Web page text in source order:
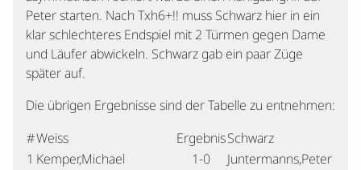
Peter starten. Nach Txh6+!! muss Schwarz hier in ein
klar schlechteres Endspiel mit 2 Türmen gegen Dame
und Läufer abwickeln. Schwarz gab ein paar Züge
später auf.
Die übrigen Ergebnisse sind der Tabelle zu entnehmen:
#Weiss ErgebnisSchwarz
1 Kemper,Michael 1-0
Juntermanns,Peter